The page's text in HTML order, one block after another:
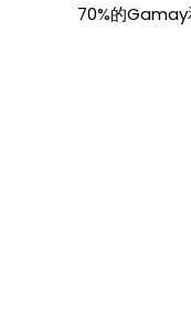
70%的